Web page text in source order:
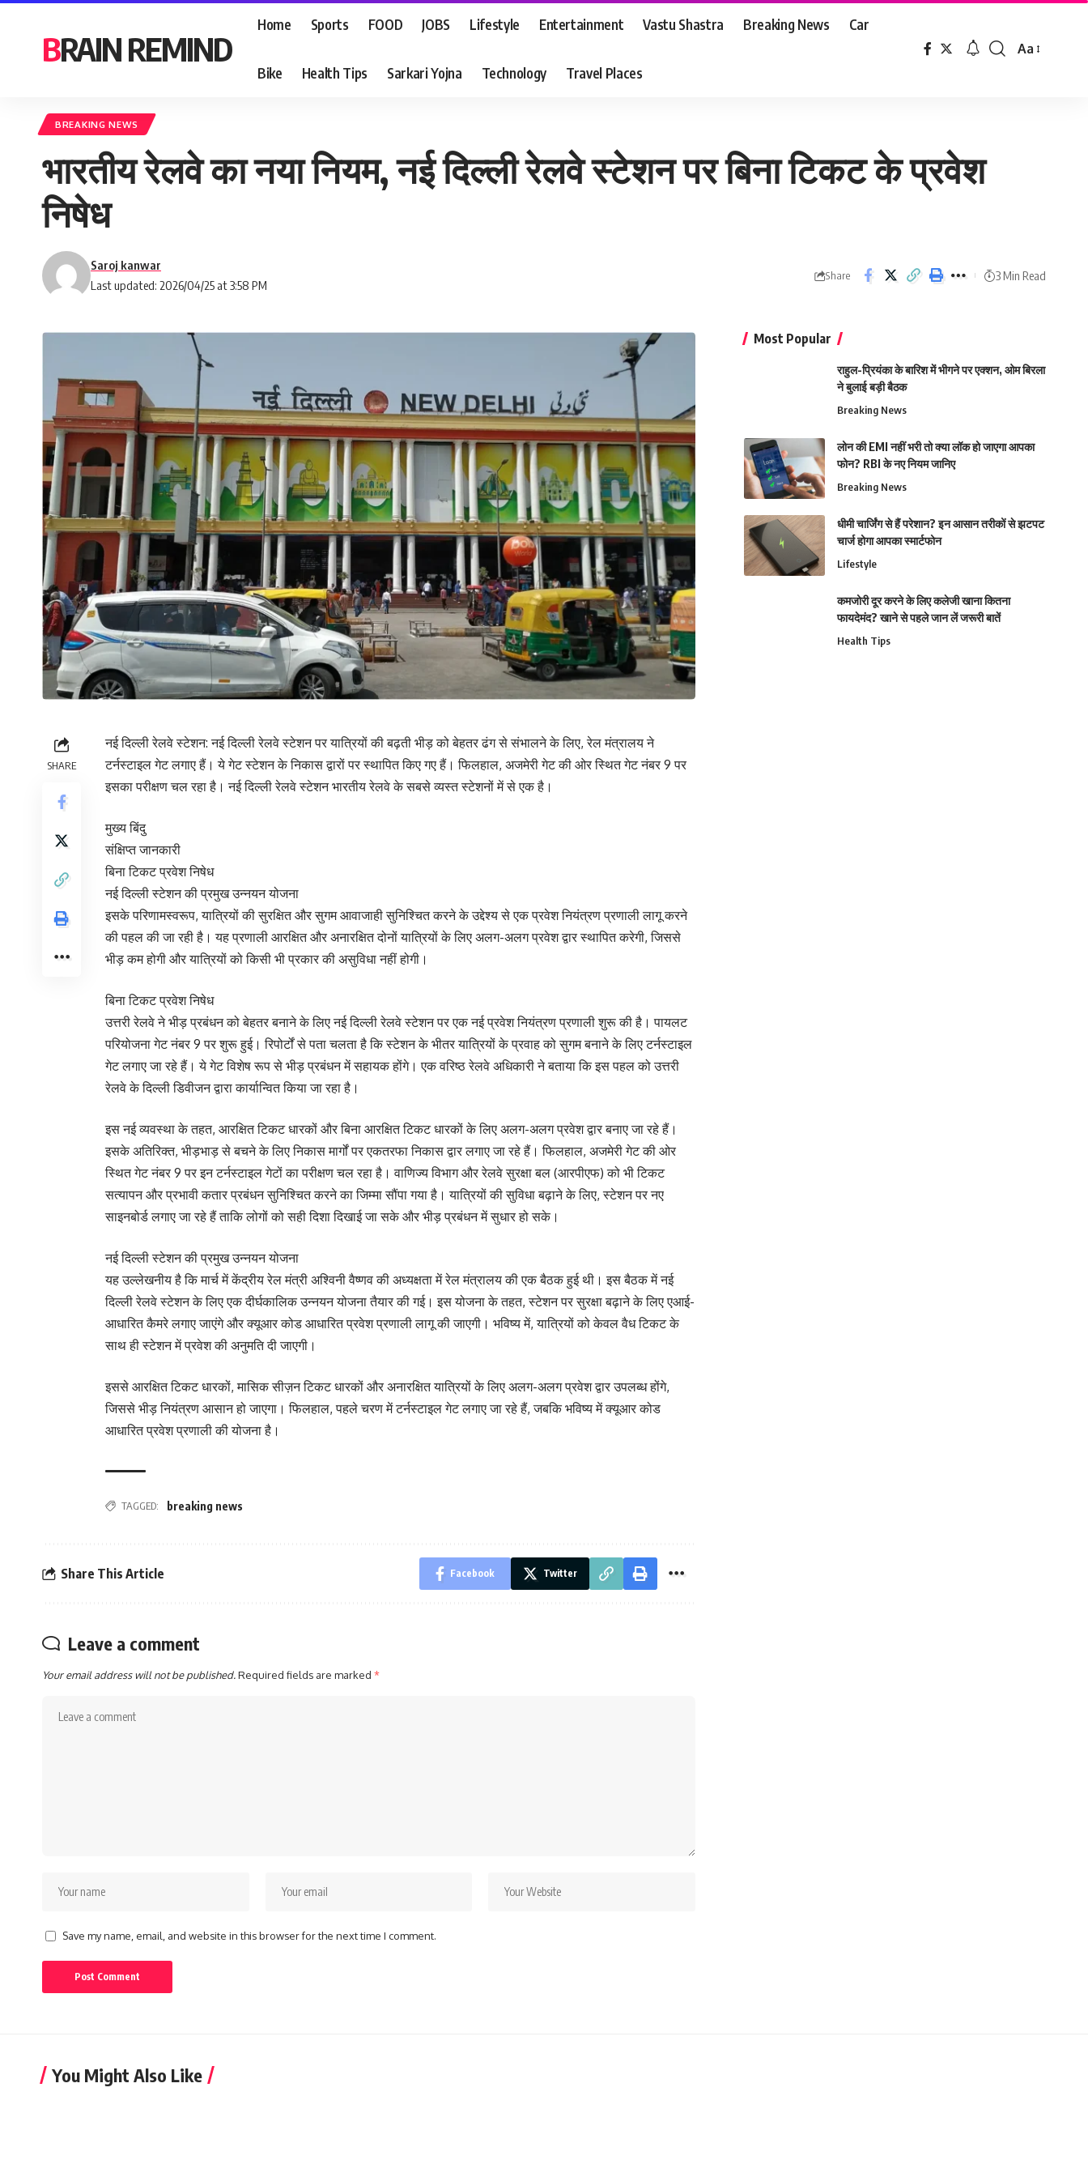
BRAIN REMIND
Home Sports FOOD JOBS Lifestyle Entertainment Vastu Shastra Breaking News Car
Bike Health Tips Sarkari Yojna Technology Travel Places
Font
Aa
BREAKING NEWS
भारतीय रेलवे का नया नियम, नई दिल्ली रेलवे स्टेशन पर बिना टिकट के प्रवेश
निषेध
Last updated: 2026/04/25 at 3:58 PM
Saroj kanwar
Share 3 Min Read
SHARE
नई दिल्ली रेलवे स्टेशन: नई दिल्ली रेलवे स्टेशन पर यात्रियों की बढ़ती भीड़ को बेहतर ढंग से संभालने के लिए, रेल मंत्रालय ने
टर्नस्टाइल गेट लगाए हैं। ये गेट स्टेशन के निकास द्वारों पर स्थापित किए गए हैं। फिलहाल, अजमेरी गेट की ओर स्थित गेट नंबर 9 पर
इसका परीक्षण चल रहा है। नई दिल्ली रेलवे स्टेशन भारतीय रेलवे के सबसे व्यस्त स्टेशनों में से एक है।
मुख्य बिंदु
संक्षिप्त जानकारी
बिना टिकट प्रवेश निषेध
नई दिल्ली स्टेशन की प्रमुख उन्नयन योजना
इसके परिणामस्वरूप, यात्रियों की सुरक्षित और सुगम आवाजाही सुनिश्चित करने के उद्देश्य से एक प्रवेश नियंत्रण प्रणाली लागू करने
की पहल की जा रही है। यह प्रणाली आरक्षित और अनारक्षित दोनों यात्रियों के लिए अलग-अलग प्रवेश द्वार स्थापित करेगी, जिससे
भीड़ कम होगी और यात्रियों को किसी भी प्रकार की असुविधा नहीं होगी।
बिना टिकट प्रवेश निषेध
उत्तरी रेलवे ने भीड़ प्रबंधन को बेहतर बनाने के लिए नई दिल्ली रेलवे स्टेशन पर एक नई प्रवेश नियंत्रण प्रणाली शुरू की है। पायलट
परियोजना गेट नंबर 9 पर शुरू हुई। रिपोर्टों से पता चलता है कि स्टेशन के भीतर यात्रियों के प्रवाह को सुगम बनाने के लिए टर्नस्टाइल
गेट लगाए जा रहे हैं। ये गेट विशेष रूप से भीड़ प्रबंधन में सहायक होंगे। एक वरिष्ठ रेलवे अधिकारी ने बताया कि इस पहल को उत्तरी
रेलवे के दिल्ली डिवीजन द्वारा कार्यान्वित किया जा रहा है।
इस नई व्यवस्था के तहत, आरक्षित टिकट धारकों और बिना आरक्षित टिकट धारकों के लिए अलग-अलग प्रवेश द्वार बनाए जा रहे हैं।
इसके अतिरिक्त, भीड़भाड़ से बचने के लिए निकास मार्गों पर एकतरफा निकास द्वार लगाए जा रहे हैं। फिलहाल, अजमेरी गेट की ओर
स्थित गेट नंबर 9 पर इन टर्नस्टाइल गेटों का परीक्षण चल रहा है। वाणिज्य विभाग और रेलवे सुरक्षा बल (आरपीएफ) को भी टिकट
सत्यापन और प्रभावी कतार प्रबंधन सुनिश्चित करने का जिम्मा सौंपा गया है। यात्रियों की सुविधा बढ़ाने के लिए, स्टेशन पर नए
साइनबोर्ड लगाए जा रहे हैं ताकि लोगों को सही दिशा दिखाई जा सके और भीड़ प्रबंधन में सुधार हो सके।
नई दिल्ली स्टेशन की प्रमुख उन्नयन योजना
यह उल्लेखनीय है कि मार्च में केंद्रीय रेल मंत्री अश्विनी वैष्णव की अध्यक्षता में रेल मंत्रालय की एक बैठक हुई थी। इस बैठक में नई
दिल्ली रेलवे स्टेशन के लिए एक दीर्घकालिक उन्नयन योजना तैयार की गई। इस योजना के तहत, स्टेशन पर सुरक्षा बढ़ाने के लिए एआई-
आधारित कैमरे लगाए जाएंगे और क्यूआर कोड आधारित प्रवेश प्रणाली लागू की जाएगी। भविष्य में, यात्रियों को केवल वैध टिकट के
साथ ही स्टेशन में प्रवेश की अनुमति दी जाएगी।
इससे आरक्षित टिकट धारकों, मासिक सीज़न टिकट धारकों और अनारक्षित यात्रियों के लिए अलग-अलग प्रवेश द्वार उपलब्ध होंगे,
जिससे भीड़ नियंत्रण आसान हो जाएगा। फिलहाल, पहले चरण में टर्नस्टाइल गेट लगाए जा रहे हैं, जबकि भविष्य में क्यूआर कोड
आधारित प्रवेश प्रणाली की योजना है।
TAGGED: breaking news
Share This Article Facebook Twitter
Leave a comment
Your email address will not be published.Required fields are marked *
Save my name, email, and website in this browser for the next time I comment.
Most Popular
राहुल-प्रियंका के बारिश में भीगने पर एक्शन, ओम बिरला
ने बुलाई बड़ी बैठक
Breaking News
लोन की EMI नहीं भरी तो क्या लॉक हो जाएगा आपका
फोन? RBI के नए नियम जानिए
Breaking News
धीमी चार्जिंग से हैं परेशान? इन आसान तरीकों से झटपट
चार्ज होगा आपका स्मार्टफोन
Lifestyle
कमजोरी दूर करने के लिए कलेजी खाना कितना
फायदेमंद? खाने से पहले जान लें जरूरी बातें
Health Tips
You Might Also Like